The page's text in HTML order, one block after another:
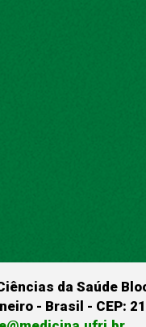
da Saúde
- Brasil - CEP: